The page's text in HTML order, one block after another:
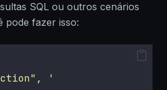
SQL ou outros cenários
pode fazer isso:
'